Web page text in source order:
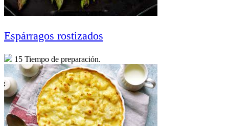
Espárragos rostizados
15 Tiempo de preparación.